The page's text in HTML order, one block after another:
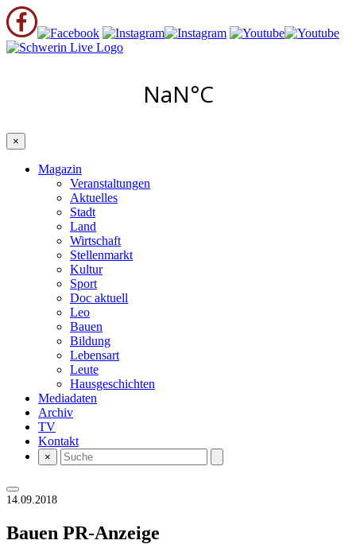
×
Magazin
Veranstaltungen
Aktuelles
Stadt
Land
Wirtschaft
Stellenmarkt
Kultur
Sport
Doc aktuell
Leo
Bauen
Bildung
Lebensart
Leute
Hausgeschichten
Mediadaten
Archiv
TV
Kontakt
×
14.09.2018
Bauen PR-Anzeige